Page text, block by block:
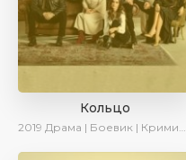
Кольцо
2019 Драма | Боевик | Криминал